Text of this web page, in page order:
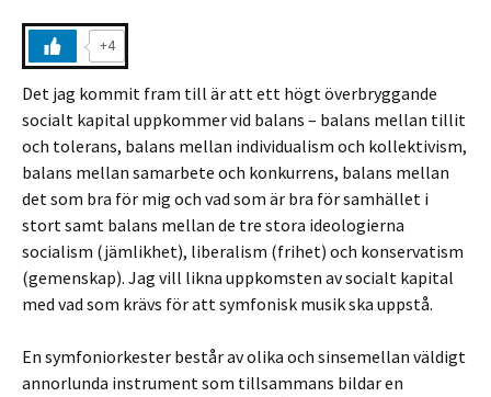
+4
Det jag kommit fram till är att ett högt överbryggande
socialt kapital uppkommer vid balans – balans mellan tillit
och tolerans, balans mellan individualism och kollektivism,
balans mellan samarbete och konkurrens, balans mellan
det som bra för mig och vad som är bra för samhället i
stort samt balans mellan de tre stora ideologierna
socialism (jämlikhet), liberalism (frihet) och konservatism
(gemenskap). Jag vill likna uppkomsten av socialt kapital
med vad som krävs för att symfonisk musik ska uppstå.
En symfoniorkester består av olika och sinsemellan väldigt
annorlunda instrument som tillsammans bildar en